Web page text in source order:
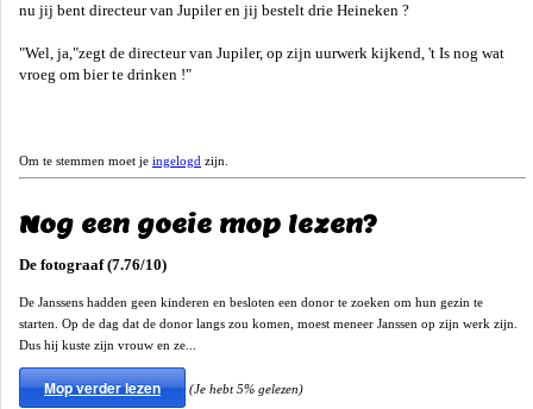
nu jij bent directeur van Jupiler en jij bestelt drie Heineken ?
"Wel, ja,"zegt de directeur van Jupiler, op zijn uurwerk kijkend, 't Is nog wat
vroeg om bier te drinken !"
Om te stemmen moet je ingelogd zijn.
Nog een goeie mop lezen?
De fotograaf (7.76/10)
De Janssens hadden geen kinderen en besloten een donor te zoeken om hun gezin te
starten. Op de dag dat de donor langs zou komen, moest meneer Janssen op zijn werk zijn.
Dus hij kuste zijn vrouw en ze...
Mop verder lezen (Je hebt 5% gelezen)